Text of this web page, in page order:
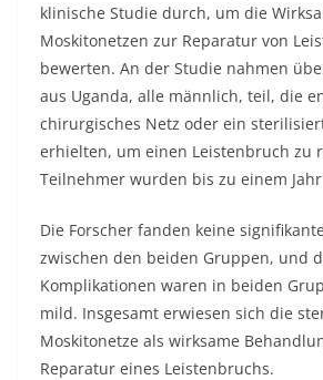
klinische Studie durch, um die
Moskitonetzen zur Reparatur von
bewerten. An der Studie nahmen
aus Uganda, alle männlich, teil, die
chirurgisches Netz oder ein
erhielten, um einen Leistenbruch zu
Teilnehmer wurden bis zu einem
Die Forscher fanden keine
zwischen den beiden Gruppen, und
Komplikationen waren in beiden
mild. Insgesamt erwiesen sich die
Moskitonetze als wirksame
Reparatur eines Leistenbruchs.